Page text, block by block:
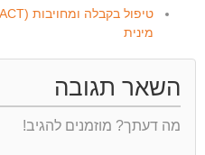
מינית
השאר תגובה
מה דעתך? מוזמנים להגיב!